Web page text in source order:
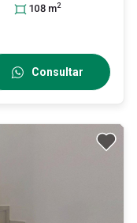
, México
108 m2
Consultar